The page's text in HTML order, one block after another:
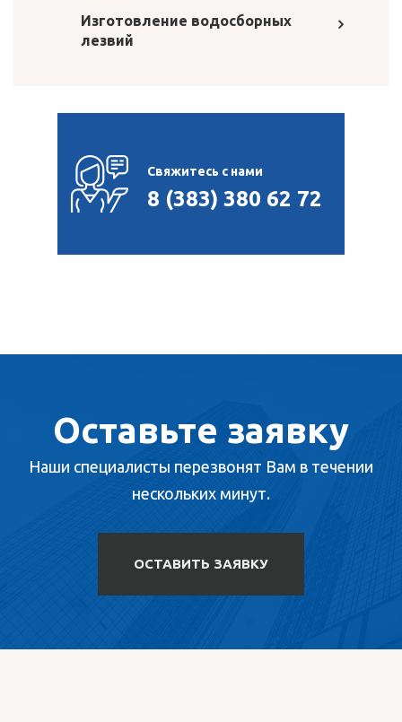
Изготовление водосборных
лезвий
Свяжитесь с нами
8 (383) 380 62 72
Оставьте заявку
Наши специалисты перезвонят Вам в течении
нескольких минут.
ОСТАВИТЬ ЗАЯВКУ